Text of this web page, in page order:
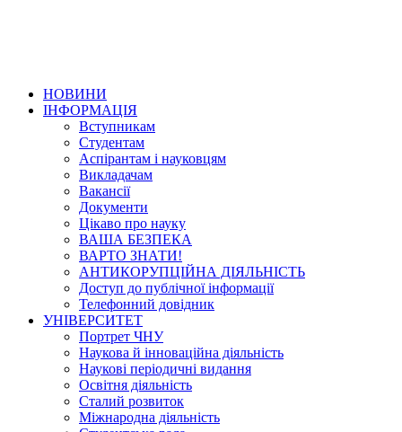
НОВИНИ
ІНФОРМАЦІЯ
Вступникам
Студентам
Аспірантам і науковцям
Викладачам
Вакансії
Документи
Цікаво про науку
ВАША БЕЗПЕКА
ВАРТО ЗНАТИ!
АНТИКОРУПЦІЙНА ДІЯЛЬНІСТЬ
Доступ до публічної інформації
Телефонний довідник
УНІВЕРСИТЕТ
Портрет ЧНУ
Наукова й інноваційна діяльність
Наукові періодичні видання
Освітня діяльність
Сталий розвиток
Міжнародна діяльність